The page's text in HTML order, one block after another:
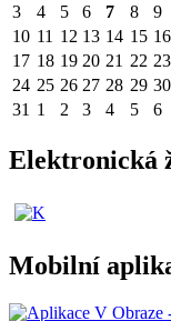
3
4 5 6 7 8
9
10 11 12 13 14 15 16
17 18 19 20 21 22 23
24 25 26 27 28 29 30
31 1 2 3 4 5 6
Elektronická
Mobilní